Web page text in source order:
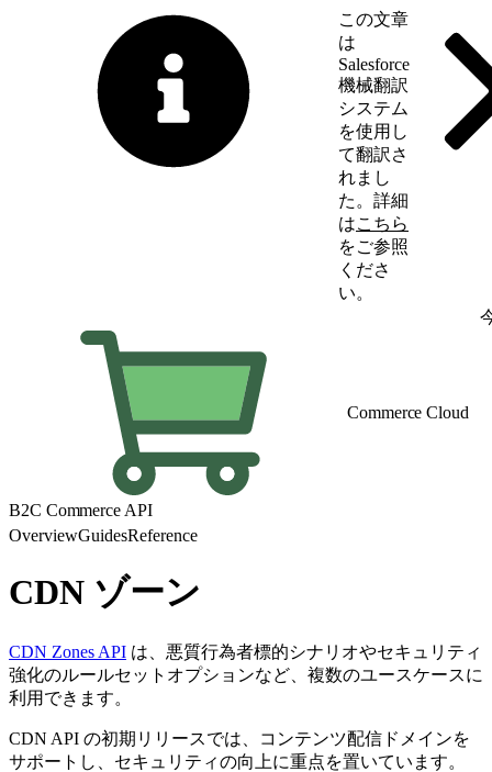
この文章
は
Salesforce
機械翻訳
システム
を使用し
て翻訳さ
れまし
た。詳細
はこちら
をご参照
くださ
い。
Commerce Cloud
B2C Commerce API
OverviewGuidesReference
CDN ゾーン
CDN Zones API は、悪質行為者標的シナリオやセキュリティ
強化のルールセットオプションなど、複数のユースケースに
利用できます。
CDN API の初期リリースでは、コンテンツ配信ドメインを
サポートし、セキュリティの向上に重点を置いています。